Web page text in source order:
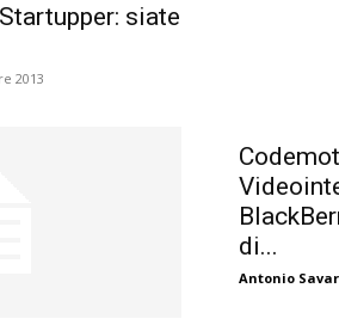
siate
2013
di...
Antonio